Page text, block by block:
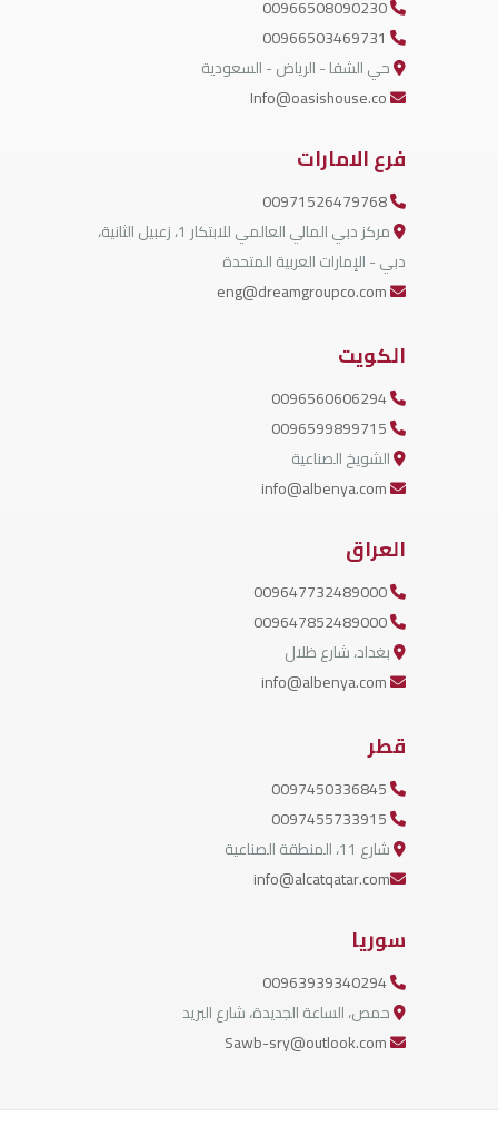
حي الشفا - الرياض - السعودية
فرع الامارات
مركز دبي المالي العالمي للابتكار 1، زعبيل الثانية،
دبي - الإمارات العربية المتحدة
الكويت
الشويخ الصناعية
العراق
بغداد، شارع ظلال
قطر
شارع 11، المنطقة الصناعية
info@alcatqatar.com
سوريا
حمص، الساعة الجديدة، شارع البريد